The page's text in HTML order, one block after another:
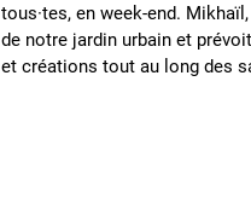
tous·tes, en week-end.
de notre jardin urbain et
et créations tout au long des